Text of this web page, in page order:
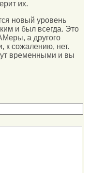
их.
новый уровень
и был всегда. Это
а другого
к сожалению, нет.
временными и вы